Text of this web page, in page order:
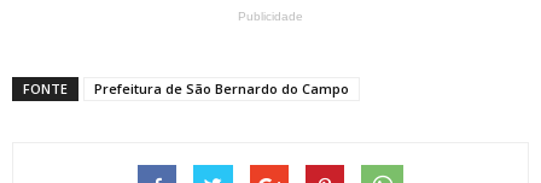
Publicidade
FONTE Prefeitura de São Bernardo do Campo